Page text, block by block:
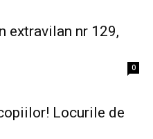
extravilan nr 129,
0
Locurile de